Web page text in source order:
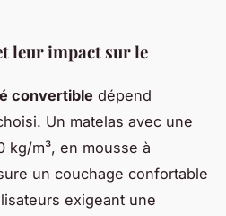
leur impact sur le
convertible dépend
Un matelas avec une
kg/m³, en mousse à
un couchage confortable
exigeant une